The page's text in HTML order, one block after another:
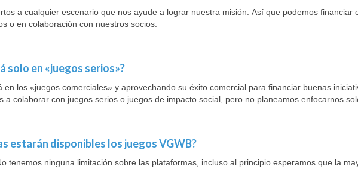
a cualquier escenario que nos ayude a lograr nuestra misión. Así que podemos financiar
o en colaboración con nuestros socios.
solo en «juegos serios»?
en los «juegos comerciales» y aprovechando su éxito comercial para financiar buenas
a colaborar con juegos serios o juegos de impacto social, pero no planeamos enfocarnos
estarán disponibles los juegos VGWB?
tenemos ninguna limitación sobre las plataformas, incluso al principio esperamos que la